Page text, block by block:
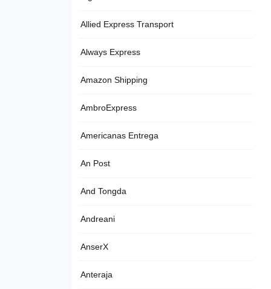
Allied Express Transport
Always Express
Amazon Shipping
AmbroExpress
Americanas Entrega
An Post
And Tongda
Andreani
AnserX
Anteraja